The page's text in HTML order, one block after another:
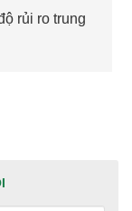
rủi ro trung